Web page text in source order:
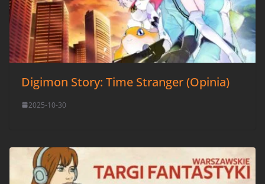
Digimon Story: Time Stranger (Opinia)
2025-10-30